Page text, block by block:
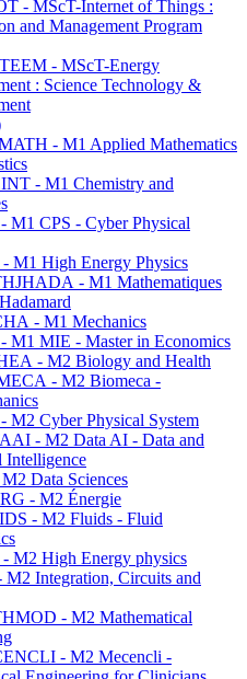
- MScT-Internet of Things :
and Management Program
- MScT-Energy
: Science Technology &
- M1 Applied Mathematics
- M1 Chemistry and
M1 CPS - Cyber Physical
M1 High Energy Physics
- M1 Mathematiques
- M1 Mechanics
M1 MIE - Master in Economics
- M2 Biology and Health
- M2 Biomeca -
M2 Cyber Physical System
- M2 Data AI - Data and
Data Sciences
- M2 Énergie
- M2 Fluids - Fluid
M2 High Energy physics
Integration, Circuits and
- M2 Mathematical
- M2 Mecencli -